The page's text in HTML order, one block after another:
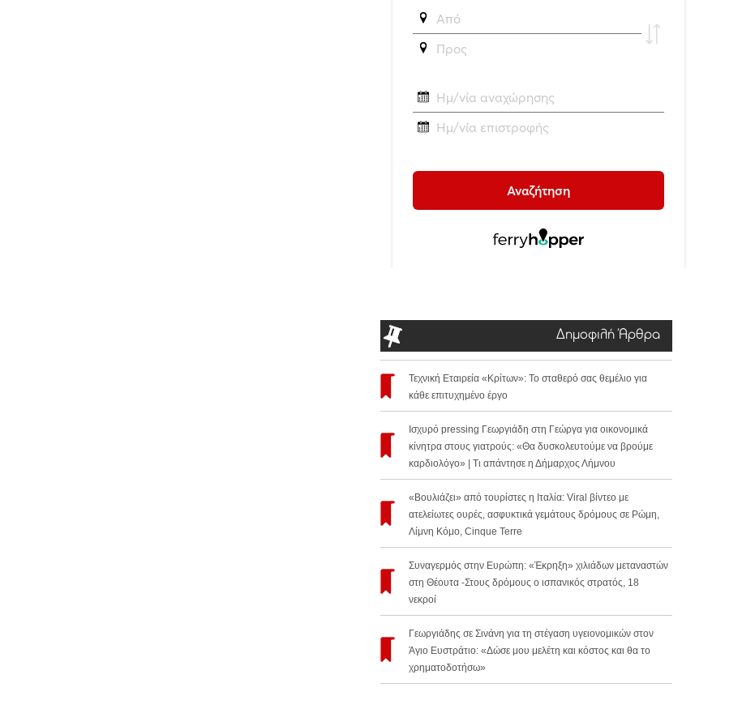
Δημοφιλή Άρθρα
Τεχνική Εταιρεία «Κρίτων»: Το σταθερό σας θεμέλιο για
κάθε επιτυχημένο έργο
Ισχυρό pressing Γεωργιάδη στη Γεώργα για οικονομικά
κίνητρα στους γιατρούς: «Θα δυσκολευτούμε να βρούμε
καρδιολόγο» | Τι απάντησε η Δήμαρχος Λήμνου
«Βουλιάζει» από τουρίστες η Ιταλία: Viral βίντεο με
ατελείωτες ουρές, ασφυκτικά γεμάτους δρόμους σε Ρώμη,
Λίμνη Κόμο, Cinque Terre
Συναγερμός στην Ευρώπη: «Έκρηξη» χιλιάδων μεταναστών
στη Θέουτα -Στους δρόμους ο ισπανικός στρατός, 18
νεκροί
Γεωργιάδης σε Σινάνη για τη στέγαση υγειονομικών στον
Άγιο Ευστράτιο: «Δώσε μου μελέτη και κόστος και θα το
χρηματοδοτήσω»